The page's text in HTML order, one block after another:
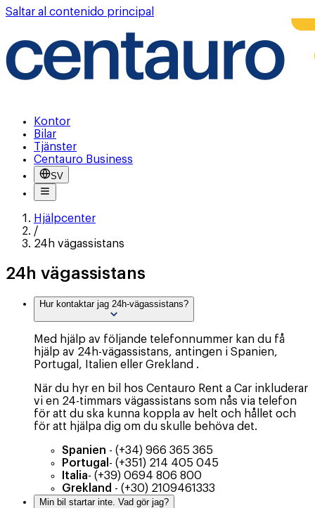
Saltar al contenido principal
Kontor
Bilar
Tjänster
Centauro Business
SV
Hjälpcenter
/
24h vägassistans
24h vägassistans
Hur kontaktar jag 24h-vägassistans?
Med hjälp av följande telefonnummer kan du få
hjälp av 24h-vägassistans, antingen i Spanien,
Portugal, Italien eller Grekland .
När du hyr en bil hos Centauro Rent a Car inkluderar
vi en 24-timmars vägassistans som nås via telefon
för att du ska kunna koppla av helt och hållet och
för att hjälpa dig om du skulle behöva det.
Spanien - (+34) 966 365 365
Portugal - (+351) 214 405 045
Italia- (+39) 0694 806 800
Grekland - (+30) 2109461333
Min bil startar inte. Vad gör jag?